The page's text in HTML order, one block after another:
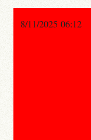
8/11/2025 06:12